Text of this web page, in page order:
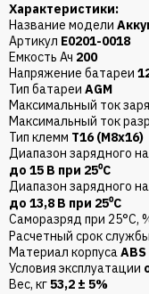
Характеристики:
Название модели
Артикул Е0201-0018
Емкость Ач 200
Напряжение батареи
Тип батареи AGM
Максимальный ток
Максимальный ток
Тип клемм T16 (М8х16)
Диапазон зарядного
до 15 В при 25⁰С
Диапазон зарядного
до 13,8 В при 25⁰С
Саморазряд при 25°С,
Расчетный срок
Материал корпуса
Условия эксплуатации
Вес, кг53,2 ± 5%